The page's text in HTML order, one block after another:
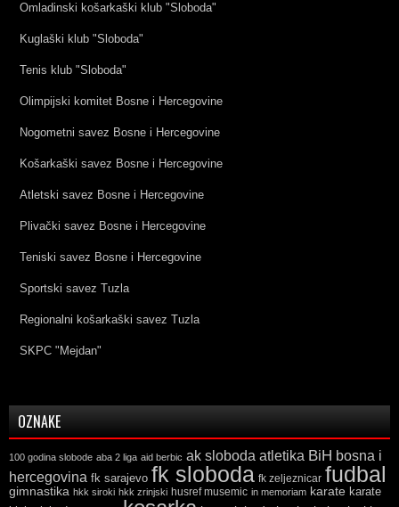
Omladinski košarkaški klub "Sloboda"
Kuglaški klub "Sloboda"
Tenis klub "Sloboda"
Olimpijski komitet Bosne i Hercegovine
Nogometni savez Bosne i Hercegovine
Košarkaški savez Bosne i Hercegovine
Atletski savez Bosne i Hercegovine
Plivački savez Bosne i Hercegovine
Teniski savez Bosne i Hercegovine
Sportski savez Tuzla
Regionalni košarkaški savez Tuzla
SKPC "Mejdan"
OZNAKE
100 godina slobode aba 2 liga aid berbic ak sloboda atletika BiH bosna i
hercegovina fk sarajevo fk sloboda fk zeljeznicar fudbal
gimnastika hkk siroki hkk zrinjski husref musemic in memoriam karate karate